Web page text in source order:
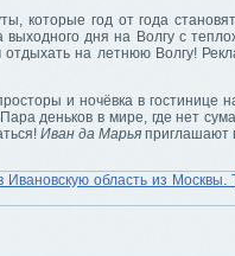
которые год от года
дня на Волгу с
на летнюю Волгу!
и ночёвка в гостинице
деньков в мире, где нет
Иван да Марья приглашают